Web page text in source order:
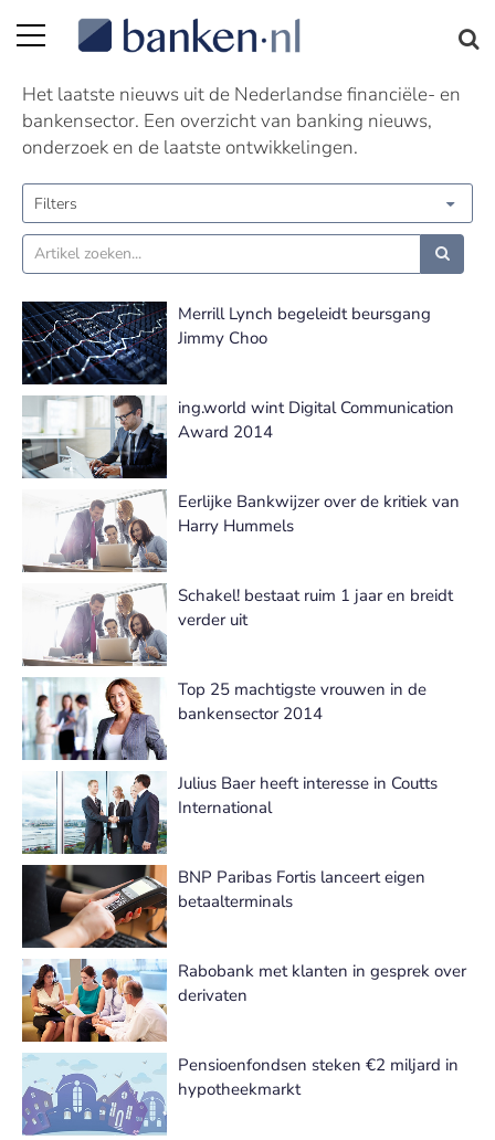
Nieuws | Pagina 281
Het laatste nieuws uit de Nederlandse financiële- en
bankensector. Een overzicht van banking nieuws,
onderzoek en de laatste ontwikkelingen.
Filters
Merrill Lynch begeleidt beursgang
Jimmy Choo
ing.world wint Digital Communication
Award 2014
Eerlijke Bankwijzer over de kritiek van
Harry Hummels
Schakel! bestaat ruim 1 jaar en breidt
verder uit
Top 25 machtigste vrouwen in de
bankensector 2014
Julius Baer heeft interesse in Coutts
International
BNP Paribas Fortis lanceert eigen
betaalterminals
Rabobank met klanten in gesprek over
derivaten
Pensioenfondsen steken €2 miljard in
hypotheekmarkt